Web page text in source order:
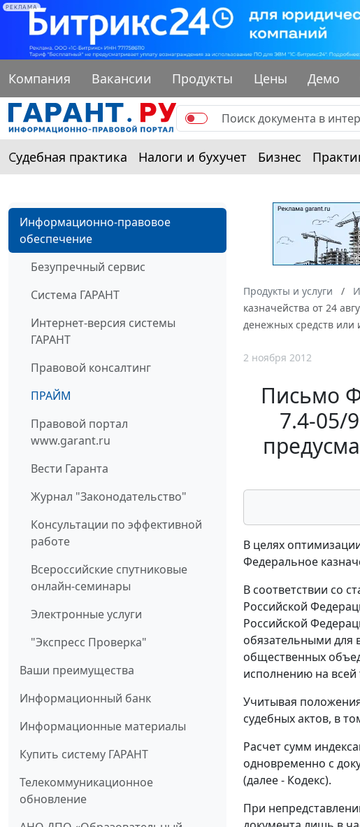
РЕКЛАМА
Компания Вакансии Продукты Цены Демо
Судебная практика Налоги и бухучет Бизнес
Информационно-правовое
обеспечение
Безупречный сервис
Система ГАРАНТ
Интернет-версия системы
ГАРАНТ
Правовой консалтинг
ПРАЙМ
Правовой портал
www.garant.ru
Вести Гаранта
Журнал "Законодательство"
Консультации по эффективной
работе
Всероссийские спутниковые
онлайн-семинары
Электронные услуги
"Экспресс Проверка"
Ваши преимущества
Информационный банк
Информационные материалы
Купить систему ГАРАНТ
Телекоммуникационное
обновление
Продукты и услуги
казначейства от 24
денежных средств или
2 ноября 2012
Письмо
7.4-05/
В целях
Федеральное
В соответствии со
Российской
Российской
обязательными для
общественных
исполнению на
Учитывая
судебных актов, в
Расчет сумм
одновременно с
(далее - Кодекс).
При